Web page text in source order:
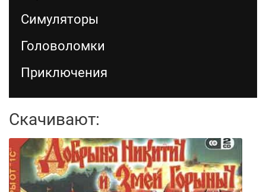
Симуляторы
Головоломки
Приключения
Скачивают: